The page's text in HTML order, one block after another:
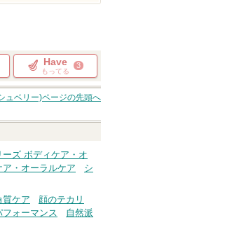
Have
もってる
3
ュベリー)ページの先頭へ
ーズ ボディケア・オ
・オーラルケア
シ
質ケア
顔のテカリ
フォーマンス
自然派